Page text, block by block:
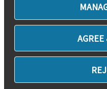
AGREE